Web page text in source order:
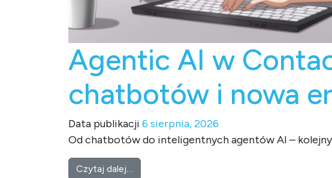
Agentic AI w
chatbotów i nowa
Data publikacji 6 sierpnia, 2026
Od chatbotów do inteligentnych agentów AI –
Czytaj dalej…